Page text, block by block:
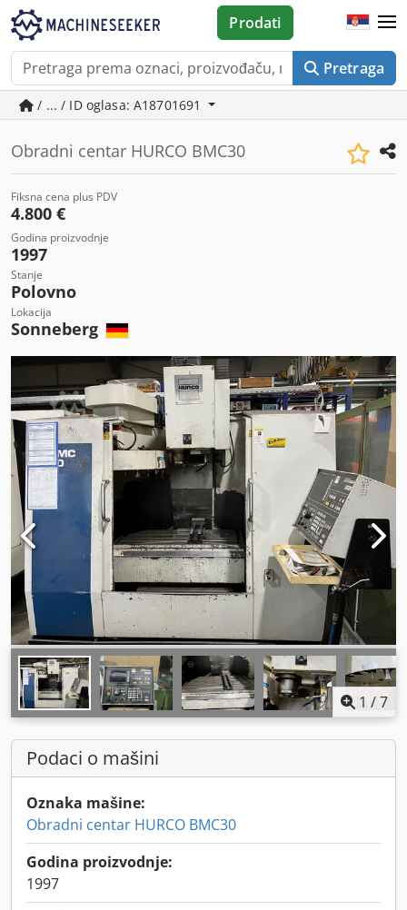
Pretraga
Prodati
/ ... / ID oglasa: A18701691
Obradni centar HURCO BMC30
Fiksna cena plus PDV
4.800 €
Godina proizvodnje
1997
Stanje
Polovno
Lokacija
Sonneberg
1 /7
Podaci o mašini
Oznaka mašine:
Obradni centar HURCO BMC30
Godina proizvodnje:
1997